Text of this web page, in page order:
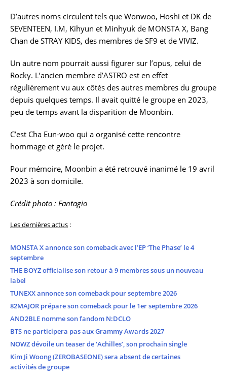
D’autres noms circulent tels que Wonwoo, Hoshi et DK de
SEVENTEEN, I.M, Kihyun et Minhyuk de MONSTA X, Bang
Chan de STRAY KIDS, des membres de SF9 et de VIVIZ.
Un autre nom pourrait aussi figurer sur l’opus, celui de
Rocky. L’ancien membre d’ASTRO est en effet
régulièrement vu aux côtés des autres membres du groupe
depuis quelques temps. Il avait quitté le groupe en 2023,
peu de temps avant la disparition de Moonbin.
C’est Cha Eun-woo qui a organisé cette rencontre
hommage et géré le projet.
Pour mémoire, Moonbin a été retrouvé inanimé le 19 avril
2023 à son domicile.
Crédit photo : Fantagio
Les dernières actus :
MONSTA X annonce son comeback avec l’EP ‘The Phase’ le 4
septembre
THE BOYZ officialise son retour à 9 membres sous un nouveau
label
TUNEXX annonce son comeback pour septembre 2026
82MAJOR prépare son comeback pour le 1er septembre 2026
AND2BLE nomme son fandom N:DCLO
BTS ne participera pas aux Grammy Awards 2027
NOWZ dévoile un teaser de ‘Achilles’, son prochain single
Kim Ji Woong (ZEROBASEONE) sera absent de certaines
activités de groupe